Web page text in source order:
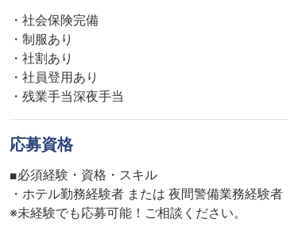
・社会保険完備
・制服あり
・社割あり
・社員登用あり
・残業手当深夜手当
応募資格
■必須経験・資格・スキル
・ホテル勤務経験者 または 夜間警備業務経験者
※未経験でも応募可能！ご相談ください。